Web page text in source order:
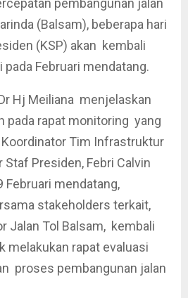
pembangunan jalan
(Balsam), beberapa hari
(KSP) akan kembali
Februari mendatang.
Hj Meiliana menjelaskan
pada rapat monitoring yang
Tim Infrastruktur
Staf Presiden, Febri Calvin
mendatang,
stakeholders terkait,
Jalan Tol Balsam, kembali
melakukan rapat evaluasi
proses pembangunan jalan